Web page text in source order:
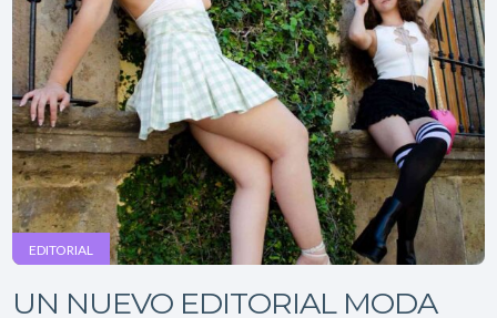
EDITORIAL
UN NUEVO EDITORIAL MODA